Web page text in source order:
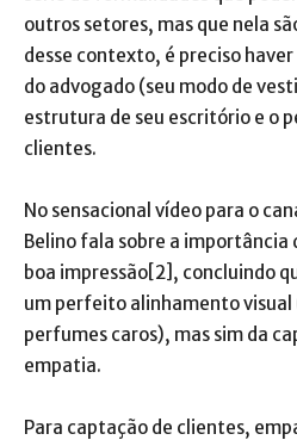
outros setores, mas que nela
desse contexto, é preciso
do advogado (seu modo de
estrutura de seu escritório e o
clientes.
No sensacional vídeo para o
Belino fala sobre a importância
boa impressão[2], concluindo
um perfeito alinhamento visual
perfumes caros), mas sim da
empatia.
Para captação de clientes,